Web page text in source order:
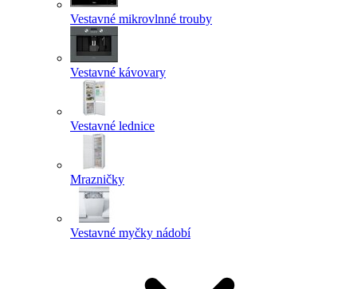
Vestavné mikrovlnné trouby
Vestavné kávovary
Vestavné lednice
Mrazničky
Vestavné myčky nádobí